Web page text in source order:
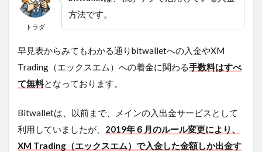
トラダ
方法です。
早見表からみてもわかる通りbitwalletへの入金やXM
Trading（エックスエム）への着金に関わる手数料はすべ
て無料となっております。
Bitwalletは、以前まで、メインの入出金サービスとして
利用していましたが、 2019年６月のルール変更により、
XM Trading（エックスエム）で入金した金額しか出金す